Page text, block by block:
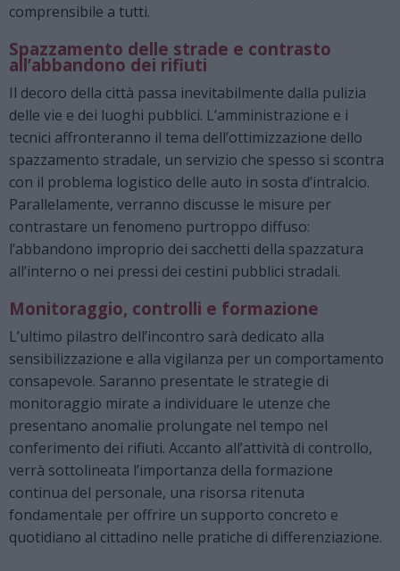
comprensibile a tutti.
Spazzamento delle strade e contrasto
all’abbandono dei rifiuti
Il decoro della città passa inevitabilmente dalla pulizia
delle vie e dei luoghi pubblici. L’amministrazione e i
tecnici affronteranno il tema dell’ottimizzazione dello
spazzamento stradale, un servizio che spesso si scontra
con il problema logistico delle auto in sosta d’intralcio.
Parallelamente, verranno discusse le misure per
contrastare un fenomeno purtroppo diffuso:
l’abbandono improprio dei sacchetti della spazzatura
all’interno o nei pressi dei cestini pubblici stradali.
Monitoraggio, controlli e formazione
L’ultimo pilastro dell’incontro sarà dedicato alla
sensibilizzazione e alla vigilanza per un comportamento
consapevole. Saranno presentate le strategie di
monitoraggio mirate a individuare le utenze che
presentano anomalie prolungate nel tempo nel
conferimento dei rifiuti. Accanto all’attività di controllo,
verrà sottolineata l’importanza della formazione
continua del personale, una risorsa ritenuta
fondamentale per offrire un supporto concreto e
quotidiano al cittadino nelle pratiche di differenziazione.